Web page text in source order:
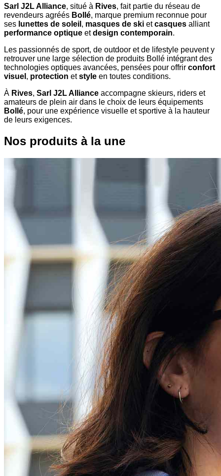
Sarl J2L Alliance, situé à Rives, fait partie du réseau de
revendeurs agréés Bollé, marque premium reconnue pour
ses lunettes de soleil , masques de ski etcasques alliant
performance optique etdesign contemporain.
Les passionnés de sport, de outdoor et de lifestyle peuvent y
retrouver une large sélection de produits Bollé intégrant des
technologies optiques avancées, pensées pour offrir confort
visuel , protection etstyle en toutes conditions.
À Rives, Sarl J2L Alliance accompagne skieurs, riders et
amateurs de plein air dans le choix de leurs équipements
Bollé, pour une expérience visuelle et sportive à la hauteur
de leurs exigences.
Nos produits à la une